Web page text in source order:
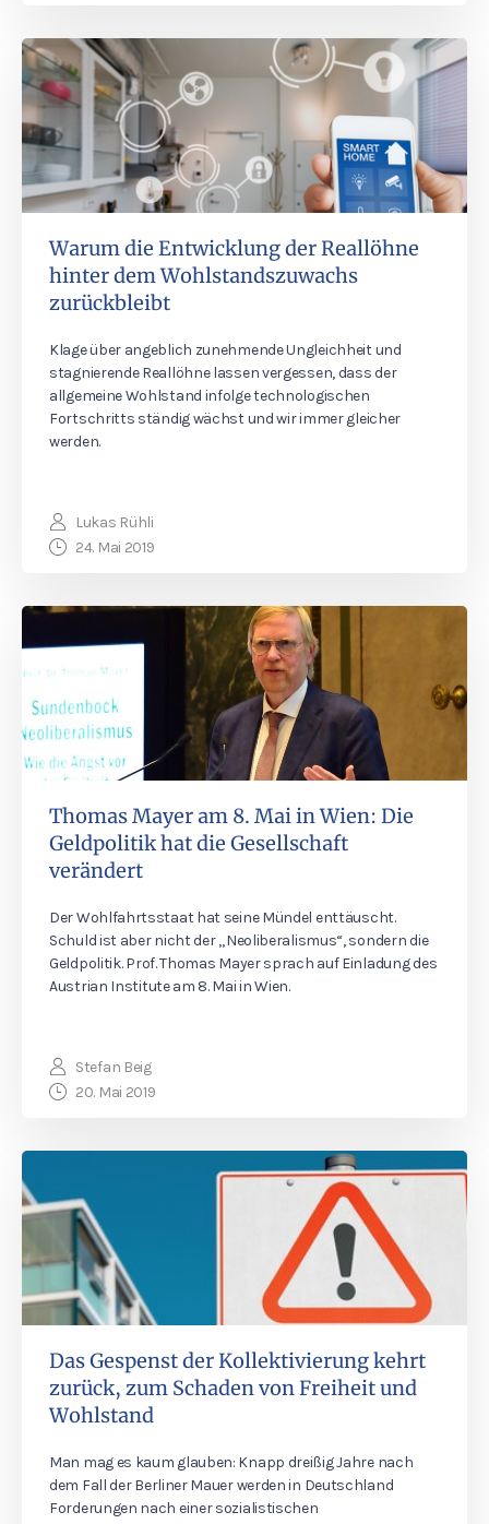
Warum die Entwicklung der Reallöhne
hinter dem Wohlstandszuwachs
zurückbleibt
Klage über angeblich zunehmende Ungleichheit und
stagnierende Reallöhne lassen vergessen, dass der
allgemeine Wohlstand infolge technologischen
Fortschritts ständig wächst und wir immer gleicher
werden.
Lukas Rühli
24. Mai 2019
Thomas Mayer am 8. Mai in Wien: Die
Geldpolitik hat die Gesellschaft
verändert
Der Wohlfahrtsstaat hat seine Mündel enttäuscht.
Schuld ist aber nicht der „Neoliberalismus“, sondern die
Geldpolitik. Prof. Thomas Mayer sprach auf Einladung des
Austrian Institute am 8. Mai in Wien.
Stefan Beig
20. Mai 2019
Das Gespenst der Kollektivierung kehrt
zurück, zum Schaden von Freiheit und
Wohlstand
Man mag es kaum glauben: Knapp dreißig Jahre nach
dem Fall der Berliner Mauer werden in Deutschland
Forderungen nach einer sozialistischen